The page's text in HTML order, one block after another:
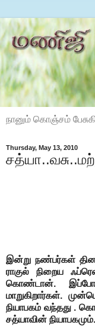
நானும் கொஞ்சம்
Thursday, May 13, 2010
இன்று நண்பர்கள்
ராகுல் நிறைய
கொண்டான்.
மாறுகிறார்கள்.
நியாபகம் வந்தது .
சத்யாவின்